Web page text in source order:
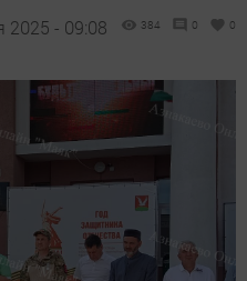
2025 - 09:08 384 0 0